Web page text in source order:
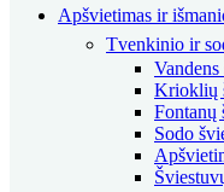
Apšvietimas ir
Tvenkinio ir
Krioklių
Fontanų
Sodo